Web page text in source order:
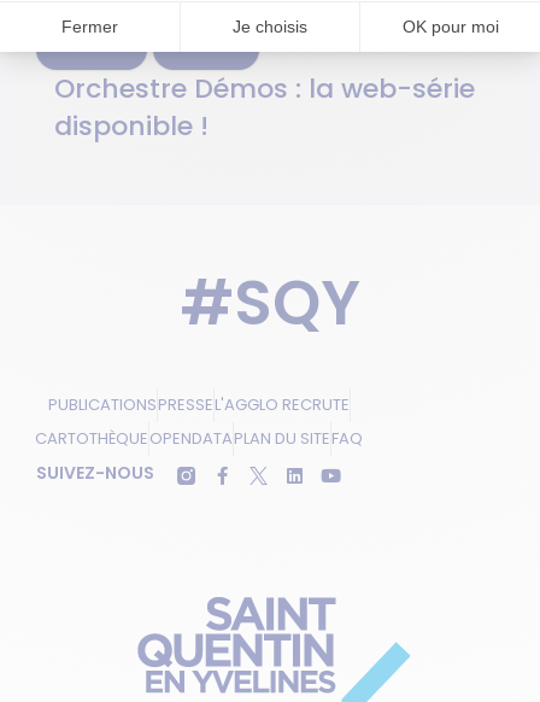
Orchestre Démos : la web-série
disponible !
#SQY
PUBLICATIONSPRESSEL'AGGLO RECRUTE
CARTOTHÈQUEOPENDATAPLAN DU SITEFAQ
SUIVEZ-NOUS